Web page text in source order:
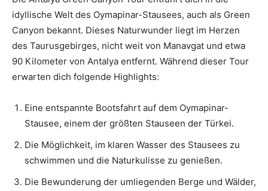
idyllische Welt des Oymapinar-Stausees, auch als Green
Canyon bekannt. Dieses Naturwunder liegt im Herzen
des Taurusgebirges, nicht weit von Manavgat und etwa
90 Kilometer von Antalya entfernt. Während dieser Tour
erwarten dich folgende Highlights:
Eine entspannte Bootsfahrt auf dem Oymapinar-
Stausee, einem der größten Stauseen der Türkei.
Die Möglichkeit, im klaren Wasser des Stausees zu
schwimmen und die Naturkulisse zu genießen.
Die Bewunderung der umliegenden Berge und Wälder,